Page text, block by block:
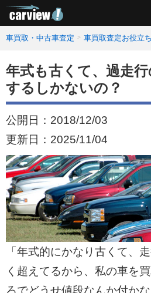
車買取・中古車査定 車買取査定お役立
年式も古くて、過走
するしかないの？
公開日： 2018/12/03
更新日： 2025/11/04
「年式的にかなり古くて、
く超えてるから、私の車を
ろでどうせ値段なんか付か